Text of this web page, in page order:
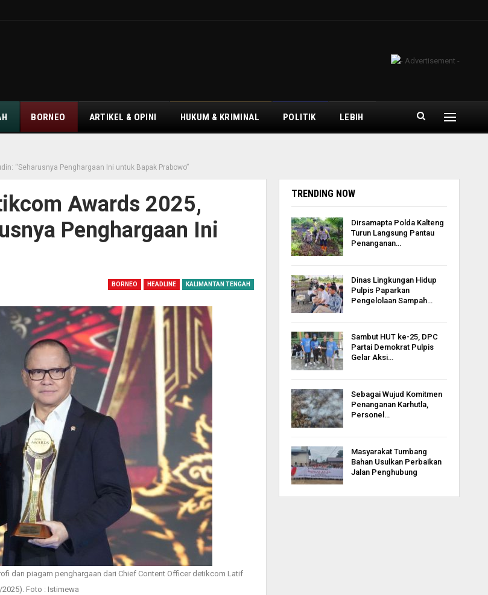
BORNEO ARTIKEL & OPINI HUKUM & KRIMINAL POLITIK LEBIH
“Seharusnya Penghargaan Ini untuk Bapak Prabowo”
Awards 2025,
Penghargaan Ini
BORNEO HEADLINE KALIMANTAN TENGAH
dan piagam penghargaan dari Chief Content Officer detikcom Latif
Foto : Istimewa
TRENDING NOW
Dirsamapta Polda Kalteng
Turun Langsung Pantau
Penanganan…
Dinas Lingkungan Hidup
Pulpis Paparkan
Pengelolaan Sampah…
Sambut HUT ke-25, DPC
Partai Demokrat Pulpis
Gelar Aksi…
Sebagai Wujud Komitmen
Penanganan Karhutla,
Personel…
Masyarakat Tumbang
Bahan Usulkan Perbaikan
Jalan Penghubung